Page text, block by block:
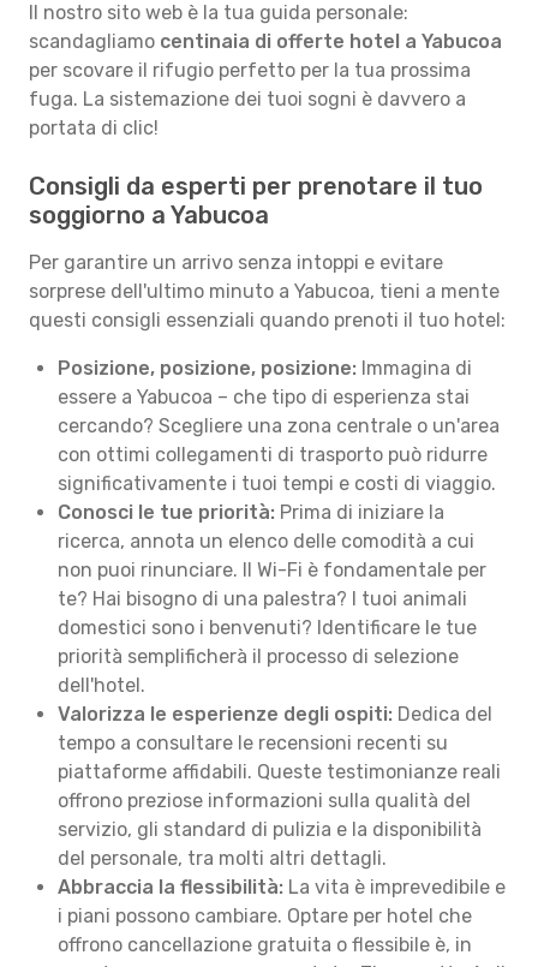
Il nostro sito web è la tua guida personale:
scandagliamo centinaia di offerte hotel a Yabucoa
per scovare il rifugio perfetto per la tua prossima
fuga. La sistemazione dei tuoi sogni è davvero a
portata di clic!
Consigli da esperti per prenotare il tuo
soggiorno a Yabucoa
Per garantire un arrivo senza intoppi e evitare
sorprese dell'ultimo minuto a Yabucoa, tieni a mente
questi consigli essenziali quando prenoti il tuo hotel:
Posizione, posizione, posizione: Immagina di
essere a Yabucoa – che tipo di esperienza stai
cercando? Scegliere una zona centrale o un'area
con ottimi collegamenti di trasporto può ridurre
significativamente i tuoi tempi e costi di viaggio.
Conosci le tue priorità: Prima di iniziare la
ricerca, annota un elenco delle comodità a cui
non puoi rinunciare. Il Wi-Fi è fondamentale per
te? Hai bisogno di una palestra? I tuoi animali
domestici sono i benvenuti? Identificare le tue
priorità semplificherà il processo di selezione
dell'hotel.
Valorizza le esperienze degli ospiti: Dedica del
tempo a consultare le recensioni recenti su
piattaforme affidabili. Queste testimonianze reali
offrono preziose informazioni sulla qualità del
servizio, gli standard di pulizia e la disponibilità
del personale, tra molti altri dettagli.
Abbraccia la flessibilità: La vita è imprevedibile e
i piani possono cambiare. Optare per hotel che
offrono cancellazione gratuita o flessibile è, in